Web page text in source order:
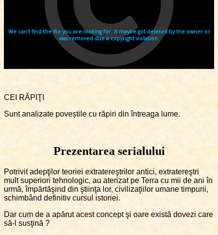
CEI RĂPIŢI
Sunt analizate poveștile cu răpiri din întreaga lume.
Prezentarea serialului
Potrivit adepţilor teoriei extratereştrilor antici, extratereştri
mult superiori tehnologic, au aterizat pe Terra cu mii de ani în
urmă, împărtăşind din ştiinţa lor, civilizaţiilor umane timpurii,
schimbând definitiv cursul istoriei.
Dar cum de a apărut acest concept şi oare există dovezi care
să-l susţină ?